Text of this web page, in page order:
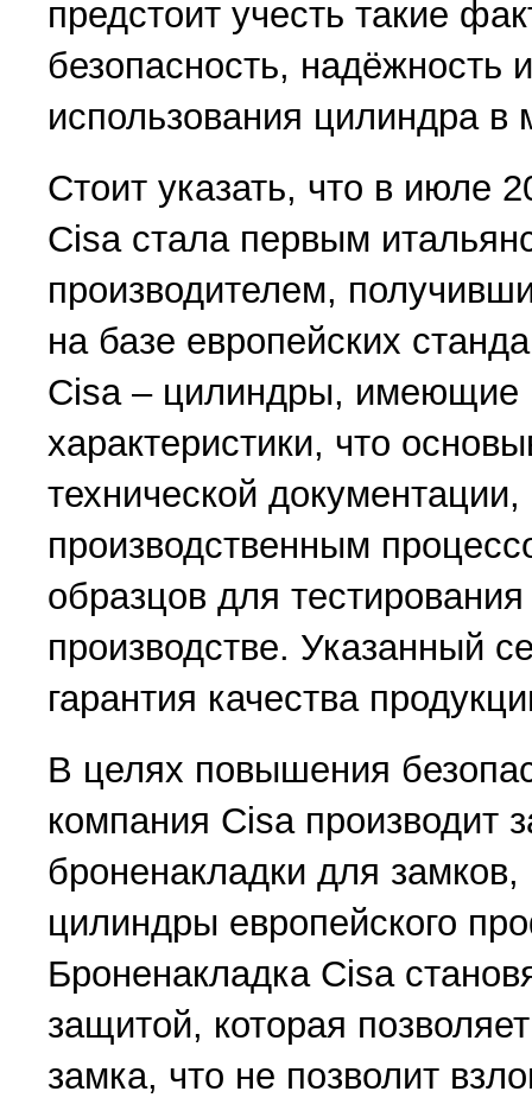
предстоит учесть такие
безопасность, надёжность
использования цилиндра в
Стоит указать, что в июле
Cisa стала первым
производителем,
на базе европейских
Cisa – цилиндры, имеющие
характеристики, что
технической
производственным
образцов для
производстве. Указанный
гарантия качества
В целях повышения
компания Cisa производит
броненакладки для
цилиндры европейского
Броненакладка Cisa
защитой, которая
замка, что не позволит